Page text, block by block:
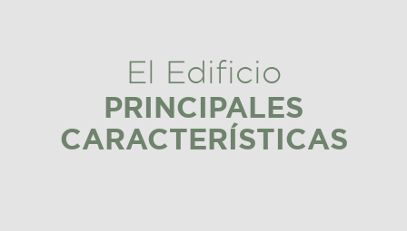
El Edificio
PRINCIPALES
CARACTERÍSTICAS